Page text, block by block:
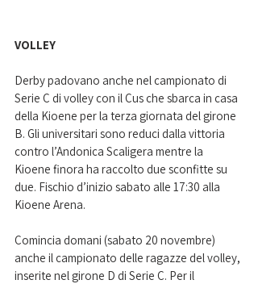
VOLLEY
Derby padovano anche nel campionato di
Serie C di volley con il Cus che sbarca in casa
della Kioene per la terza giornata del girone
B. Gli universitari sono reduci dalla vittoria
contro l’Andonica Scaligera mentre la
Kioene finora ha raccolto due sconfitte su
due. Fischio d’inizio sabato alle 17:30 alla
Kioene Arena.
Comincia domani (sabato 20 novembre)
anche il campionato delle ragazze del volley,
inserite nel girone D di Serie C. Per il